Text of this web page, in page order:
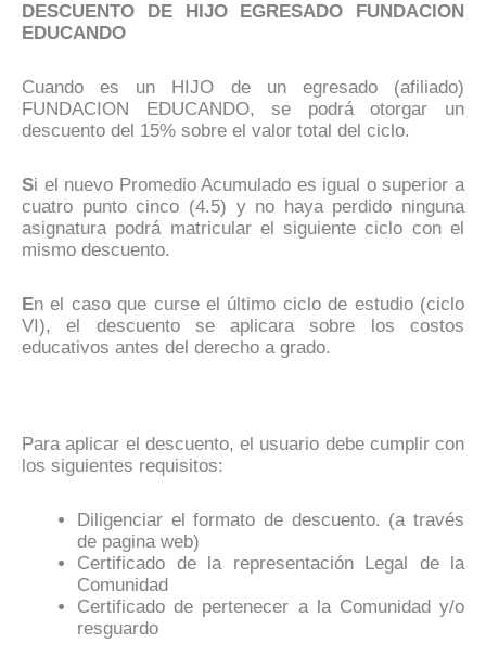
DESCUENTO DE HIJO EGRESADO FUNDACION
EDUCANDO
Cuando es un HIJO de un egresado (afiliado)
FUNDACION EDUCANDO, se podrá otorgar un
descuento del 15% sobre el valor total del ciclo.
Si el nuevo Promedio Acumulado es igual o superior a
cuatro punto cinco (4.5) y no haya perdido ninguna
asignatura podrá matricular el siguiente ciclo con el
mismo descuento.
En el caso que curse el último ciclo de estudio (ciclo
VI), el descuento se aplicara sobre los costos
educativos antes del derecho a grado.
Para aplicar el descuento, el usuario debe cumplir con
los siguientes requisitos:
Diligenciar el formato de descuento. (a través
de pagina web)
Certificado de la representación Legal de la
Comunidad
Certificado de pertenecer a la Comunidad y/o
resguardo